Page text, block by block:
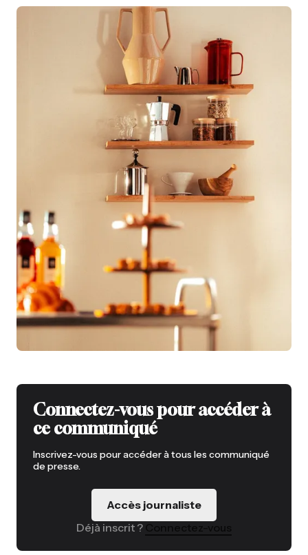
Connectez-vous pour accéder à
ce communiqué
Inscrivez-vous pour accéder à tous les communiqué
de presse.
Accès journaliste
Déjà inscrit ?